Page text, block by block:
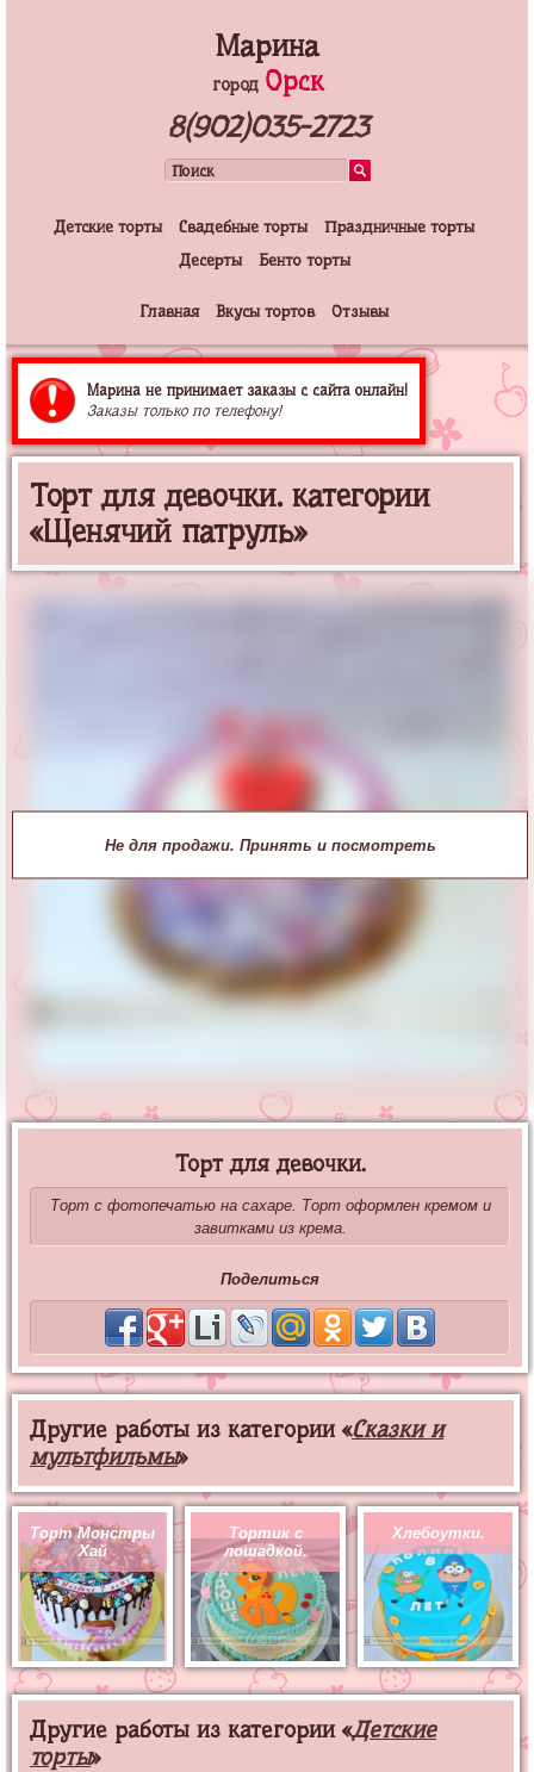
Марина
город Орск
8(902)035-2723
Детские торты Свадебные торты
Праздничные торты
Десерты
Бенто торты
Главная Вкусы тортов Отзывы
Марина не принимает заказы с сайта онлайн!
Заказы только по телефону!
Торт для девочки. категории
«Щенячий патруль»
Не для продажи. Принять и посмотреть
Торт для девочки.
Торт с фотопечатью на сахаре. Торт оформлен кремом и
завитками из крема.
Поделиться
Другие работы из категории «Сказки и
мультфильмы»
Торт Монстры
Хай
Тортик с
лошадкой.
Хлебоутки.
Другие работы из категории «Детские
торты»